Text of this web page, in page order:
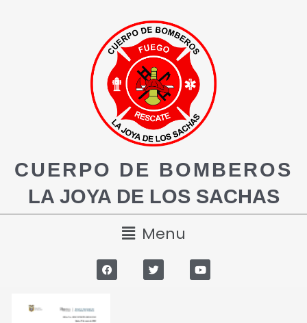
CUERPO DE BOMBEROS
LA JOYA DE LOS SACHAS
Menu